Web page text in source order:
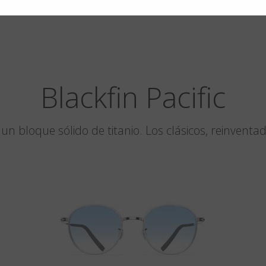
Blackfin Pacific
bloque sólido de titanio. Los clásicos,